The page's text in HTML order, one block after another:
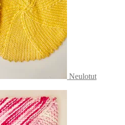
Neulotut